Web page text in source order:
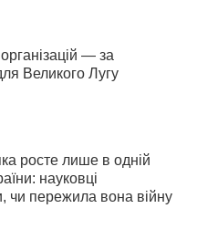
— за
Великого Лугу
росте лише в одній
науковці
чи пережила вона війну